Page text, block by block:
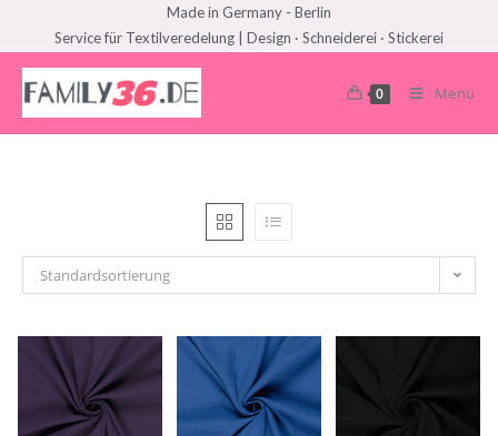
Made in Germany - Berlin
Service für Textilveredelung | Design · Schneiderei · Stickerei
0 Menü
Standardsortierung